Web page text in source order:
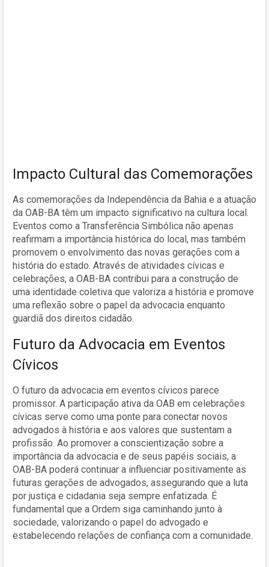
Impacto Cultural das Comemorações
As comemorações da Independência da Bahia e a atuação
da OAB-BA têm um impacto significativo na cultura local.
Eventos como a Transferência Simbólica não apenas
reafirmam a importância histórica do local, mas também
promovem o envolvimento das novas gerações com a
história do estado. Através de atividades cívicas e
celebrações, a OAB-BA contribui para a construção de
uma identidade coletiva que valoriza a história e promove
uma reflexão sobre o papel da advocacia enquanto
guardiã dos direitos cidadão.
Futuro da Advocacia em Eventos
Cívicos
O futuro da advocacia em eventos cívicos parece
promissor. A participação ativa da OAB em celebrações
cívicas serve como uma ponte para conectar novos
advogados à história e aos valores que sustentam a
profissão. Ao promover a conscientização sobre a
importância da advocacia e de seus papéis sociais, a
OAB-BA poderá continuar a influenciar positivamente as
futuras gerações de advogados, assegurando que a luta
por justiça e cidadania seja sempre enfatizada. É
fundamental que a Ordem siga caminhando junto à
sociedade, valorizando o papel do advogado e
estabelecendo relações de confiança com a comunidade.